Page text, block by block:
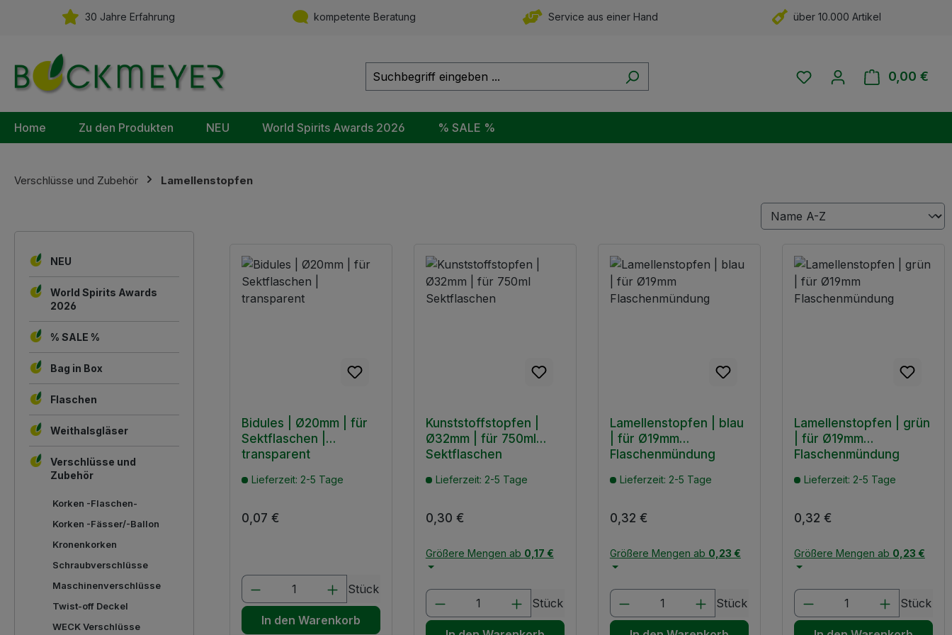
Hauptinhalt springen
Zur Suche springen
Zur Hauptnavigation springen
30 Jahre Erfahrung kompetente Beratung Service aus einer Hand über 10.000 Artikel
Du hast 0 Produkte auf
0,00 €
Home Zu den Produkten NEU World Spirits Awards 2026 % SALE %
Verschlüsse und Zubehör Lamellenstopfen
NEU
World Spirits Awards
2026
% SALE %
Bag in Box
Flaschen
Weithalsgläser
Verschlüsse und
Zubehör
Korken -Flaschen-
Korken -Fässer/-Ballon
Kronenkorken
Schraubverschlüsse
Maschinenverschlüsse
Twist-off Deckel
WECK Verschlüsse
Bidules | Ø20mm | für
Sektflaschen |
transparent
Lieferzeit: 2-5 Tage
Regulärer Preis:
0,07 €
Produkt Anzahl: Gib den gewünschten Wert ein oder benutze die Schaltflächen um die
Stück
In den Warenkorb
Kunststoffstopfen |
Ø32mm | für 750ml
Sektflaschen
Lieferzeit: 2-5 Tage
Regulärer Preis:
0,30 €
Größere Mengen ab 0,17 €
Produkt Anzahl: Gib den gewünschten Wert ein oder benutze
Stück
Lamellenstopfen | blau
| für Ø19mm
Flaschenmündung
Lieferzeit: 2-5 Tage
Regulärer Preis:
0,32 €
Größere Mengen ab 0,23 €
Produkt Anzahl: Gib den gewünschten
Stück
Lamellenstopfen | grün
| für Ø19mm
Flaschenmündung
Lieferzeit: 2-5 Tage
Regulärer Preis:
0,32 €
Größere Mengen ab 0,23 €
Produkt Anzahl:
Stück